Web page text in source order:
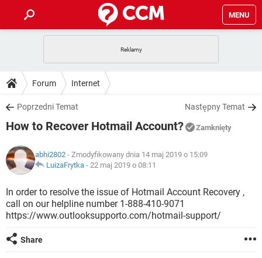
MENU
GRY
SPOTIFY
INSTAGRAM FACEBOOK
WINDOWS 10
PORADY
PlayStation
INSTAGRAM FACEBOOK
WINDOWS 10
DO POBRANIA
ANDROID TIKTOK
GRY
IOS NETFLIX
INSTAGRAM FACEBOOK
WINDOWS 10
COVID-19 TIKTOK
GRY
SPOTIFY NETFLIX
INSTAGRAM FACEBOOK
WINDOWS 10
ARTYKUŁY
COVID-19 TIKTOK
GRY WHATSAPP
INSTAGRAM
Forum Internet
Poprzedni Temat Następny Temat
How to Recover Hotmail Account? Zamknięty
abhi2802 - Zmodyfikowany dnia 14 maj 2019 o 15:09
LuizaFrytka - 22 maj 2019 o 08:11
In order to resolve the issue of Hotmail Account Recovery ,
call on our helpline number 1-888-410-9071
https://www.outlooksupporto.com/hotmail-support/
Share